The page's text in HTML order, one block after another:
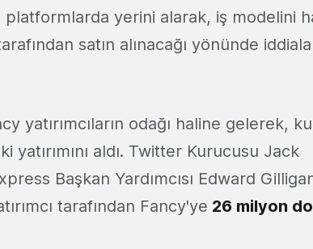
platformlarda yerini alarak, iş modelini
satın alınacağı yönünde
yatırımcıların odağı haline gelerek,
yatırımını aldı. Twitter Kurucusu Jack
Başkan Yardımcısı Edward
tarafından Fancy'ye 26 milyon